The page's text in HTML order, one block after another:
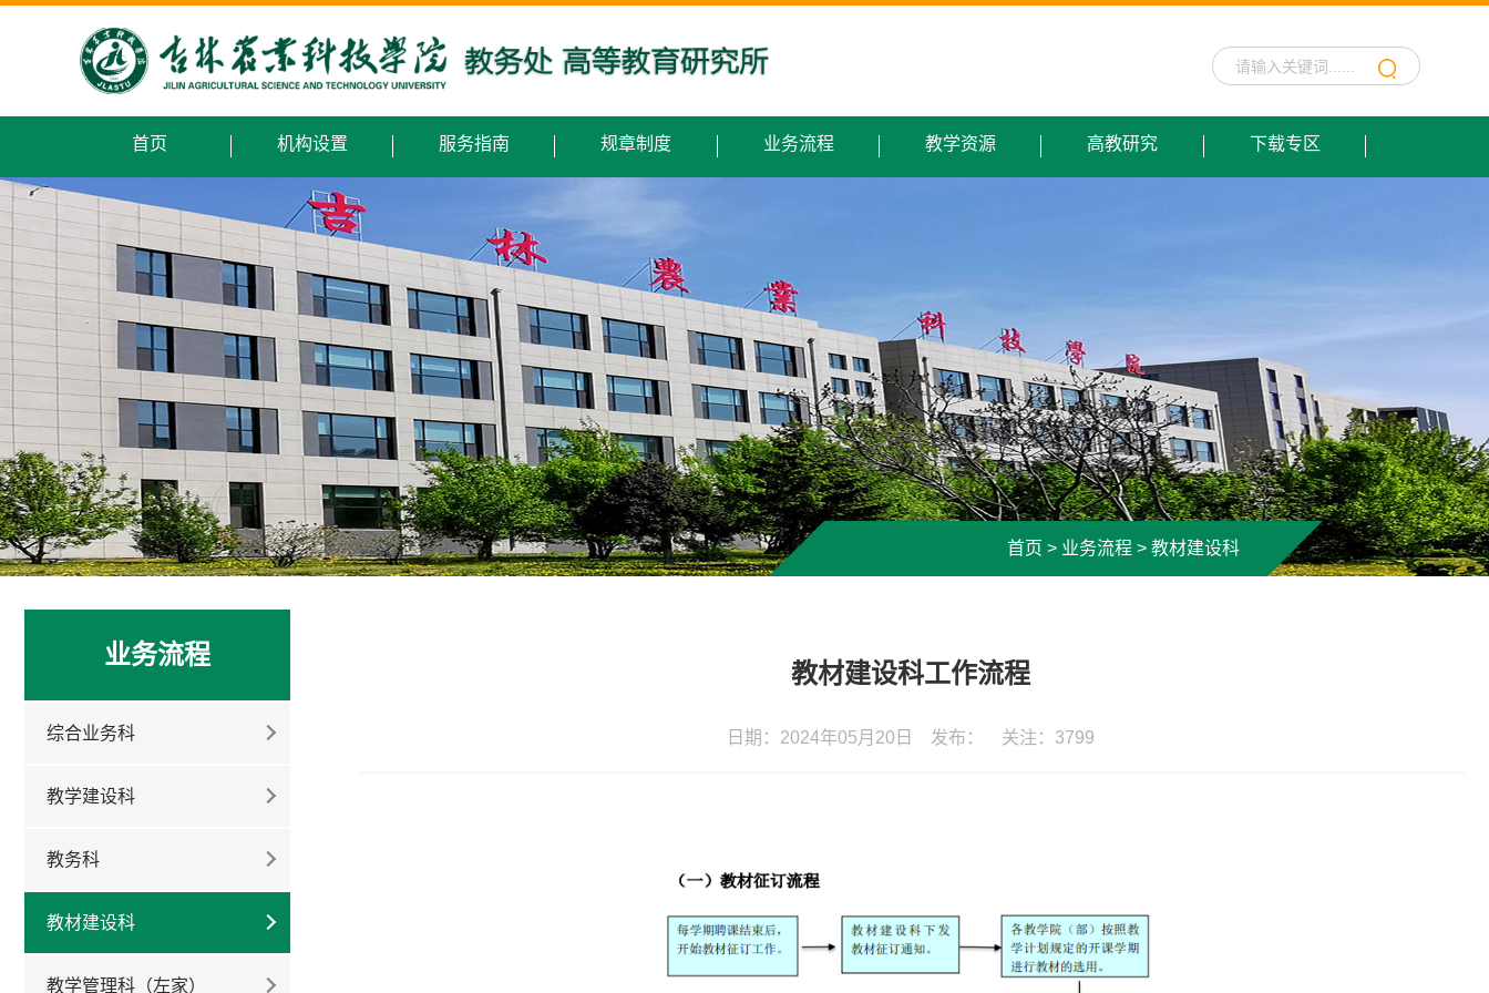
首页 机构设置 服务指南 规章制度 业务流程 教学资源 高教研究 下载专区
首页 > 业务流程 > 教材建设科
业务流程
综合业务科
教学建设科
教务科
教材建设科
教学管理科（左家）
教材建设科工作流程
日期：2024年05月20日 发布： 关注： 3799